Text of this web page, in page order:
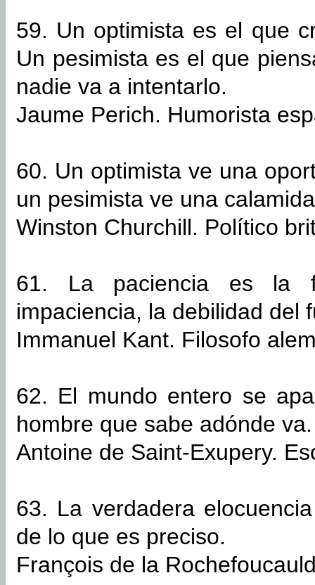
59. Un optimista es el que
Un pesimista es el que
nadie va a intentarlo.
Jaume Perich. Humorista
60. Un optimista ve una
un pesimista ve una
Winston Churchill. Político
61. La paciencia es la
impaciencia, la debilidad del
Immanuel Kant. Filosofo
62. El mundo entero se
hombre que sabe adónde va.
Antoine de Saint-Exupery.
63. La verdadera
de lo que es preciso.
François de la